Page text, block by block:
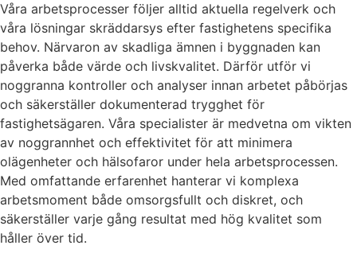
Våra arbetsprocesser följer alltid aktuella regelverk och
våra lösningar skräddarsys efter fastighetens specifika
behov. Närvaron av skadliga ämnen i byggnaden kan
påverka både värde och livskvalitet. Därför utför vi
noggranna kontroller och analyser innan arbetet påbörjas
och säkerställer dokumenterad trygghet för
fastighetsägaren. Våra specialister är medvetna om vikten
av noggrannhet och effektivitet för att minimera
olägenheter och hälsofaror under hela arbetsprocessen.
Med omfattande erfarenhet hanterar vi komplexa
arbetsmoment både omsorgsfullt och diskret, och
säkerställer varje gång resultat med hög kvalitet som
håller över tid.